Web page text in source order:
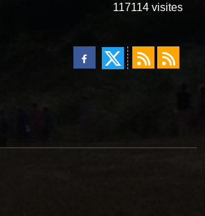
117114 visites